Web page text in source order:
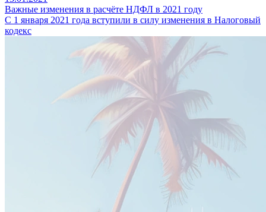
Важные изменения в расчёте НДФЛ в 2021 году
С 1 января 2021 года вступили в силу изменения в Налоговый
кодекс